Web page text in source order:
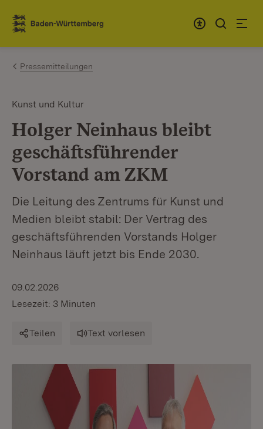
Zum Inhalt springen
Link zur Startseite
Pressemitteilungen
Kunst und Kultur
Holger Neinhaus bleibt
geschäftsführender
Vorstand am ZKM
Die Leitung des Zentrums für Kunst und
Medien bleibt stabil: Der Vertrag des
geschäftsführenden Vorstands Holger
Neinhaus läuft jetzt bis Ende 2030.
09.02.2026
Lesezeit: 3 Minuten
Teilen Text vorlesen